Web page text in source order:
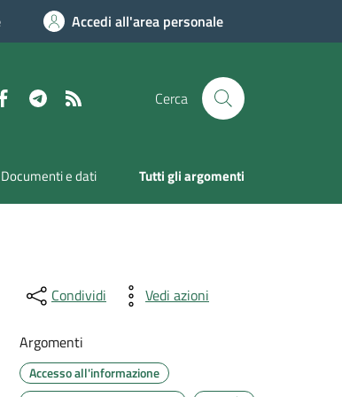
Accedi all'area personale
FacebookTelegram Cerca
Documenti e dati Tutti gli argomenti
Condividi Vedi azioni
Argomenti
Accesso all'informazione